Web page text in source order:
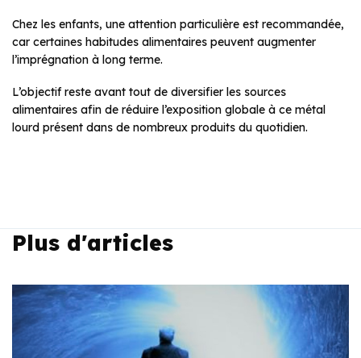
Chez les enfants, une attention particulière est recommandée,
car certaines habitudes alimentaires peuvent augmenter
l’imprégnation à long terme.
L’objectif reste avant tout de diversifier les sources
alimentaires afin de réduire l’exposition globale à ce métal
lourd présent dans de nombreux produits du quotidien.
Plus d'articles